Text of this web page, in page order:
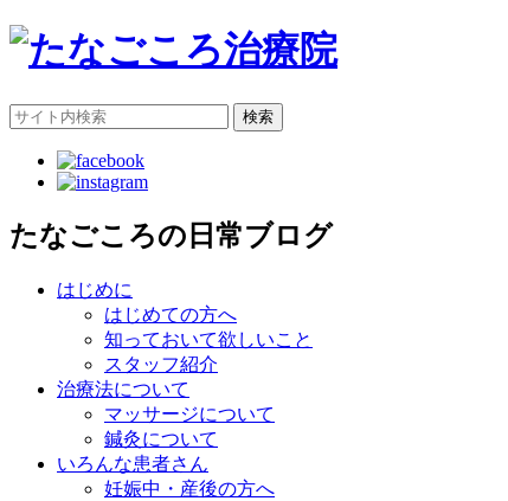
検索
たなごころの日常ブログ
はじめに
はじめての方へ
知っておいて欲しいこと
スタッフ紹介
治療法について
マッサージについて
鍼灸について
いろんな患者さん
妊娠中・産後の方へ